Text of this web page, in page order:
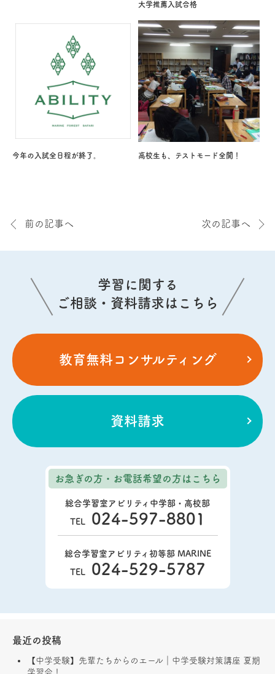
大学推薦入試合格
今年の入試全日程が終了。 高校生も、テストモード全開！
前の記事へ 次の記事へ
学習に関する
ご相談・資料請求はこちら
教育無料コンサルティング
資料請求
お急ぎの方・お電話希望の方はこちら
総合学習室アビリティ中学部・高校部
TEL 024-597-8801
総合学習室アビリティ初等部 MARINE
TEL 024-529-5787
最近の投稿
【中学受験】先輩たちからのエール｜中学受験対策講座 夏期
学習会！